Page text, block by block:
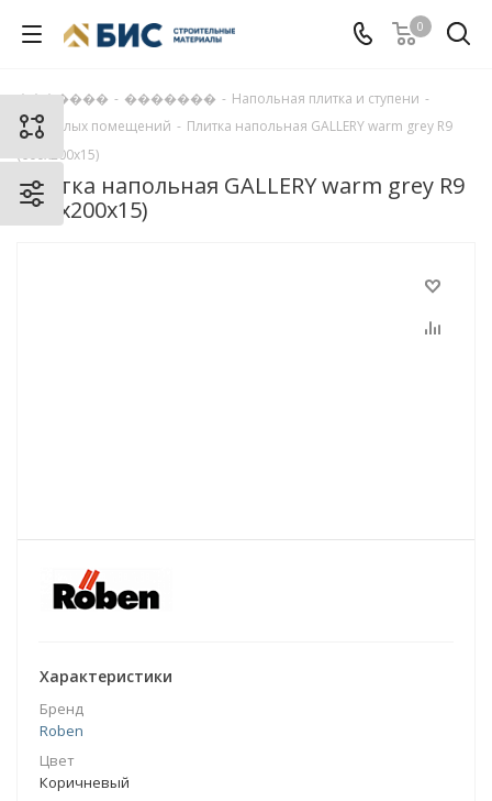
0
������� - ������� - Напольная плитка и ступени -
Для жилых помещений - Плитка напольная GALLERY warm grey R9
(600x200x15)
Плитка напольная GALLERY warm grey R9
(600x200x15)
Характеристики
Бренд
Roben
Цвет
Коричневый